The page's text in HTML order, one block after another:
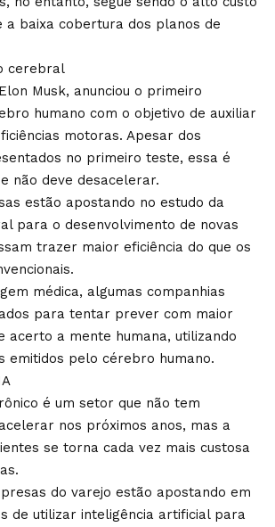
baixa cobertura dos planos de
cerebral
Musk, anunciou o primeiro
humano com o objetivo de auxiliar
motoras. Apesar dos
no primeiro teste, essa é
não deve desacelerar.
estão apostando no estudo da
para o desenvolvimento de novas
trazer maior eficiência do que os
médica, algumas companhias
para tentar prever com maior
acerto a mente humana, utilizando
emitidos pelo cérebro humano.
é um setor que não tem
nos próximos anos, mas a
se torna cada vez mais custosa
do varejo estão apostando em
de utilizar inteligência artificial para